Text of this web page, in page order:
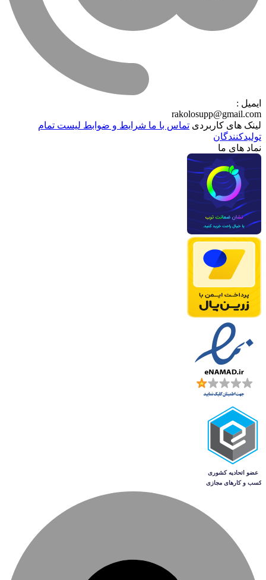
ایمیل :
rakolosupp@gmail.com
لینک های کاربردی تماس با ماشرایط و ضوابطلیست تمام
تولیدکنندگان
نماد های ما